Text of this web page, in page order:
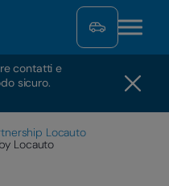
contatti e
sicuro.
Locauto
Locauto